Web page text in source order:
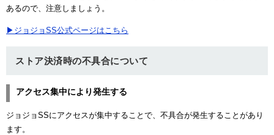
あるので、注意しましょう。
▶ジョジョSS公式ページはこちら
ストア決済時の不具合について
アクセス集中により発生する
ジョジョSSにアクセスが集中することで、不具合が発生することがあり
ます。